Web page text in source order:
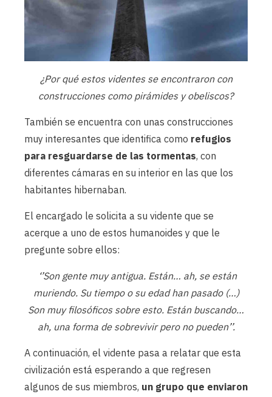
¿Por qué estos videntes se encontraron con
construcciones como pirámides y obeliscos?
También se encuentra con unas construcciones
muy interesantes que identifica como refugios
para resguardarse de las tormentas, con
diferentes cámaras en su interior en las que los
habitantes hibernaban.
El encargado le solicita a su vidente que se
acerque a uno de estos humanoides y que le
pregunte sobre ellos:
‘’Son gente muy antigua. Están… ah, se están
muriendo. Su tiempo o su edad han pasado (…)
Son muy filosóficos sobre esto. Están buscando…
ah, una forma de sobrevivir pero no pueden’’.
A continuación, el vidente pasa a relatar que esta
civilización está esperando a que regresen
algunos de sus miembros, un grupo que enviaron